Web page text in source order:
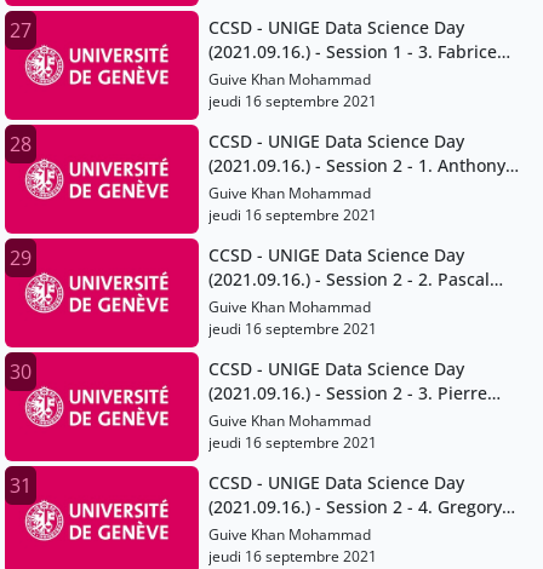
27
CCSD - UNIGE Data Science Day
(2021.09.16.) - Session 1 - 3. Fabrice
Calame
Guive Khan Mohammad
jeudi 16 septembre 2021
28
CCSD - UNIGE Data Science Day
(2021.09.16.) - Session 2 - 1. Anthony
Lehmann
Guive Khan Mohammad
jeudi 16 septembre 2021
29
CCSD - UNIGE Data Science Day
(2021.09.16.) - Session 2 - 2. Pascal
Peduzzi
Guive Khan Mohammad
jeudi 16 septembre 2021
30
CCSD - UNIGE Data Science Day
(2021.09.16.) - Session 2 - 3. Pierre
Lacroix
Guive Khan Mohammad
jeudi 16 septembre 2021
31
CCSD - UNIGE Data Science Day
(2021.09.16.) - Session 2 - 4. Gregory
Giuliani
Guive Khan Mohammad
jeudi 16 septembre 2021